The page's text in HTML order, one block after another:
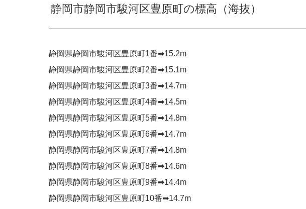
静岡市静岡市駿河区豊原町の標高（海抜）
静岡県静岡市駿河区豊原町1番➡︎15.2m
静岡県静岡市駿河区豊原町2番➡︎15.1m
静岡県静岡市駿河区豊原町3番➡︎14.7m
静岡県静岡市駿河区豊原町4番➡︎14.5m
静岡県静岡市駿河区豊原町5番➡︎14.8m
静岡県静岡市駿河区豊原町6番➡︎14.7m
静岡県静岡市駿河区豊原町7番➡︎14.8m
静岡県静岡市駿河区豊原町8番➡︎14.6m
静岡県静岡市駿河区豊原町9番➡︎14.4m
静岡県静岡市駿河区豊原町10番➡︎14.7m